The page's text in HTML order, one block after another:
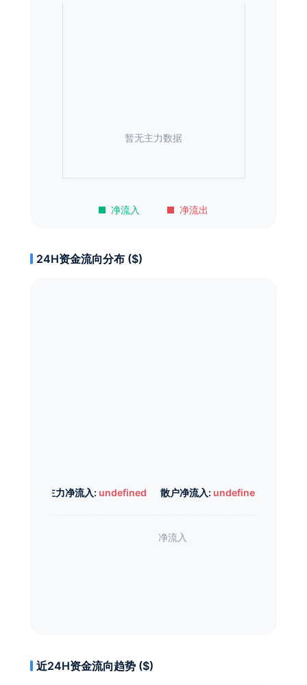
净流入 净流出
暂无主力数据
24H资金流向分布 ($)
主力净流入: undefined 散户净流入: undefined
近24H资金流向趋势 ($)